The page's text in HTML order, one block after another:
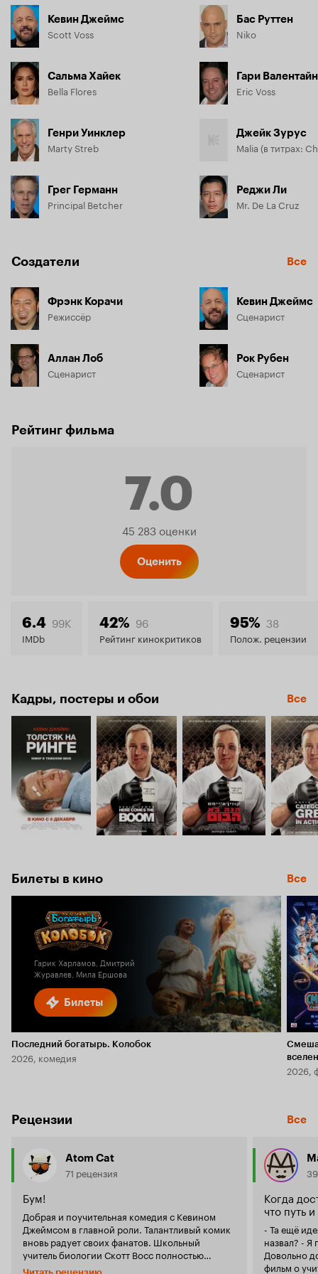
Кевин Джеймс
Scott Voss
Сальма Хайек
Bella Flores
Генри Уинклер
Marty Streb
Грег Германн
Principal Betcher
Бас Руттен
Niko
Гари Валентайн
Eric Voss
Джейк Зурус
Malia (в титрах:
Реджи Ли
Mr. De La Cruz
Создатели Все
Фрэнк Корачи
Режиссёр
Аллан Лоб
Сценарист
Кевин Джеймс
Сценарист
Рок Рубен
Сценарист
Рейтинг фильма
7.0
Рейтинг
7.0
45 283 оценки
Оценить
6.4 99K
IMDb
42% 96
Рейтинг кинокритиков
95% 38
Полож. рецензии
Кадры, постеры и обои Все
Билеты в кино Все
Билеты
Гарик Харламов, Дмитрий
Журавлев, Мила Ершова
Последний богатырь. Колобок
2026, комедия
2026,
Рецензии Все
Atom Cat
71 рецензия
Бум!
Добрая и поучительная комедия с Кевином
Джеймсом в главной роли. Талантливый комик
вновь радует своих фанатов. Школьный
учитель биологии Скотт Восс полностью
разочаровался в своей работе и перестал
Когда
что путь
- Та ещё
назвал? -
Довольно
фильм о